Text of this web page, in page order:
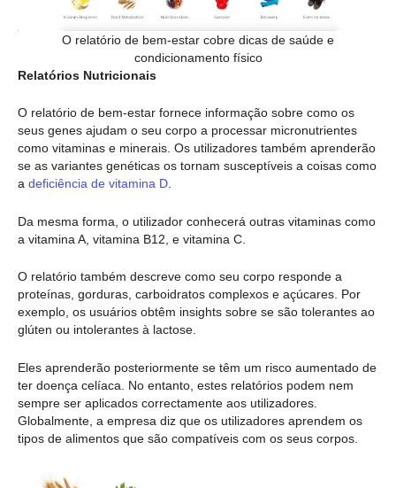
O relatório de bem-estar cobre dicas de saúde e
condicionamento físico
Relatórios Nutricionais
O relatório de bem-estar fornece informação sobre como os
seus genes ajudam o seu corpo a processar micronutrientes
como vitaminas e minerais. Os utilizadores também aprenderão
se as variantes genéticas os tornam susceptíveis a coisas como
a deficiência de vitamina D.
Da mesma forma, o utilizador conhecerá outras vitaminas como
a vitamina A, vitamina B12, e vitamina C.
O relatório também descreve como seu corpo responde a
proteínas, gorduras, carboidratos complexos e açúcares. Por
exemplo, os usuários obtêm insights sobre se são tolerantes ao
glúten ou intolerantes à lactose.
Eles aprenderão posteriormente se têm um risco aumentado de
ter doença celíaca. No entanto, estes relatórios podem nem
sempre ser aplicados correctamente aos utilizadores.
Globalmente, a empresa diz que os utilizadores aprendem os
tipos de alimentos que são compatíveis com os seus corpos.